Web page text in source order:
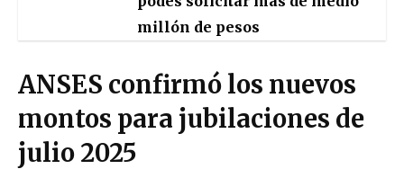
millón de pesos
ANSES confirmó los nuevos
montos para jubilaciones de
julio 2025